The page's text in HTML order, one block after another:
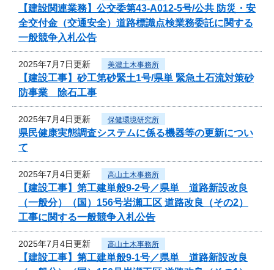
【建設関連業務】公交委第43-A012-5号/公共 防災・安
全交付金（交通安全）道路標識点検業務委託に関する
一般競争入札公告
2025年7月7日更新 美濃土木事務所
【建設工事】砂工第砂緊土1号/県単 緊急土石流対策砂
防事業 除石工事
2025年7月4日更新 保健環境研究所
県民健康実態調査システムに係る機器等の更新につい
て
2025年7月4日更新 高山土木事務所
【建設工事】第工建単般9-2号／県単 道路新設改良
（一般分）（国）156号岩瀬工区 道路改良（その2）
工事に関する一般競争入札公告
2025年7月4日更新 高山土木事務所
【建設工事】第工建単般9-1号／県単 道路新設改良